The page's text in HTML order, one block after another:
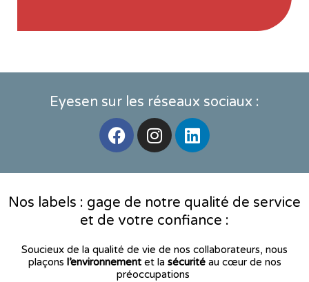
Eyesen sur les réseaux sociaux :
F
a
e
b
o
o
k
I
n
t
a
g
r
a
m
L
i
k
e
d
i
n
Nos labels : gage de notre qualité de service
et de votre confiance :
Soucieux de la qualité de vie de nos collaborateurs, nous
plaçons l’environnement et la sécuritéau cœur de nos
préoccupations